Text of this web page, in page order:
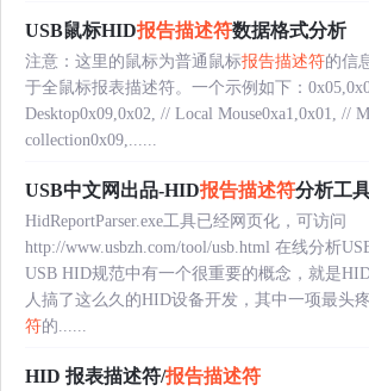
USB鼠标HID报告描述符数据格式分析
注意：这里的鼠标为普通鼠标报告描述符的信
于全鼠标报表描述符。一个示例如下：
Desktop0x09,0x02, // Local Mouse0xa1,0x01, //
collection0x09,......
USB中文网出品-HID报告描述符分析工
HidReportParser.exe工具已经网页化，可访问
http://www.usbzh.com/tool/usb.html 在线分析
USB HID规范中有一个很重要的概念，就是
人搞了这么久的HID设备开发，其中一项最头
符的......
HID 报表描述符/报告描述符